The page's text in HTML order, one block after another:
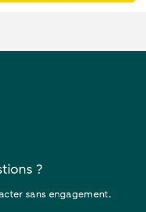
?
sans engagement.